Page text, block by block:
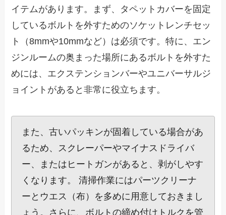
イテムがあります。まず、タペットカバーを固定
しているボルトを外すためのソケットレンチセッ
ト（8mmや10mmなど）は必須です。特に、エン
ジンルームの奥まった場所にあるボルトを外すた
めには、エクステンションバーやユニバーサルジ
ョイントがあると非常に役立ちます。
また、古いパッキンが固着している場合があ
るため、スクレーパーやマイナスドライバ
ー、またはヒートガンがあると、剥がしやす
くなります。 清掃作業にはパーツクリーナ
ーとウエス（布）を多めに用意しておきまし
ょう。さらに、ボルトの締め付けトルクを管